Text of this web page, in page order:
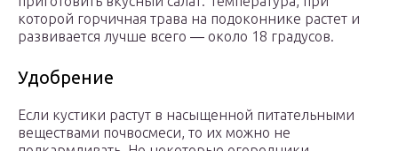
которой горчичная трава на подоконнике растет и
развивается лучше всего ― около 18 градусов.
Удобрение
Если кустики растут в насыщенной питательными
веществами почвосмеси, то их можно не